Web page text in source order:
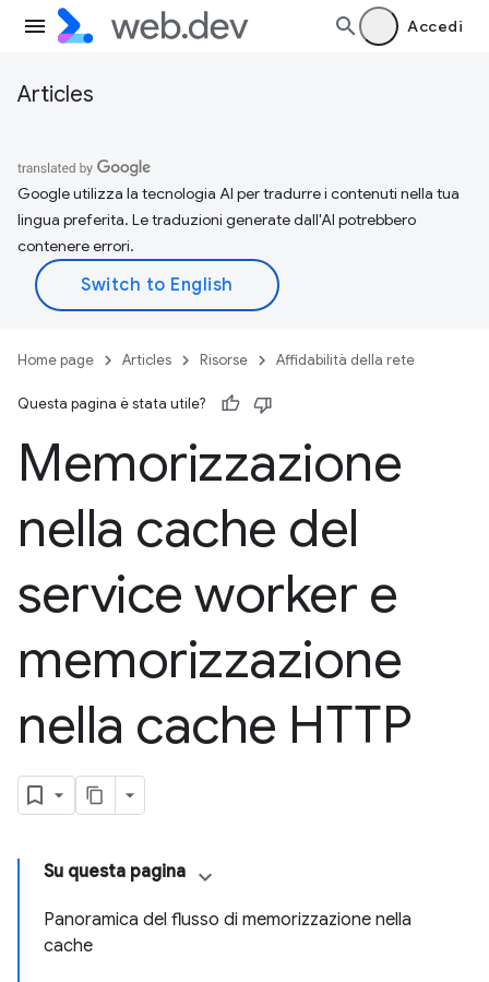
Accedi
Articles
Google utilizza la tecnologia AI per tradurre i contenuti nella tua
lingua preferita. Le traduzioni generate dall'AI potrebbero
contenere errori.
Home page Articles Risorse Affidabilità della rete
Questa pagina è stata utile?
Memorizzazione
nella cache del
service worker e
memorizzazione
nella cache HTTP
Su questa pagina
Panoramica del flusso di memorizzazione nella
cache